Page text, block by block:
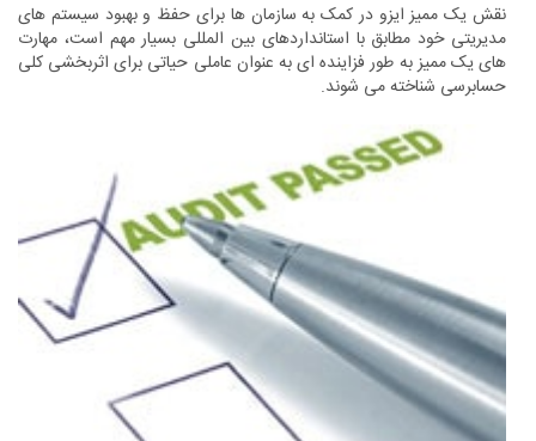
نقش یک ممیز ایزو در کمک به سازمان ها برای حفظ و بهبود سیستم های
مدیریتی خود مطابق با استانداردهای بین المللی بسیار مهم است، مهارت
های یک ممیز به طور فزاینده ای به عنوان عاملی حیاتی برای اثربخشی کلی
حسابرسی شناخته می شوند.